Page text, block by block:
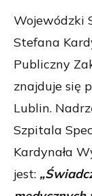
Wojewódzki
Stefana
Publiczny
znajduje się
Lublin.
Szpitala
Kardynała
jest: